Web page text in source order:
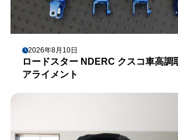
2026年8月10日
ロードスター NDERC クスコ車高調
アライメント